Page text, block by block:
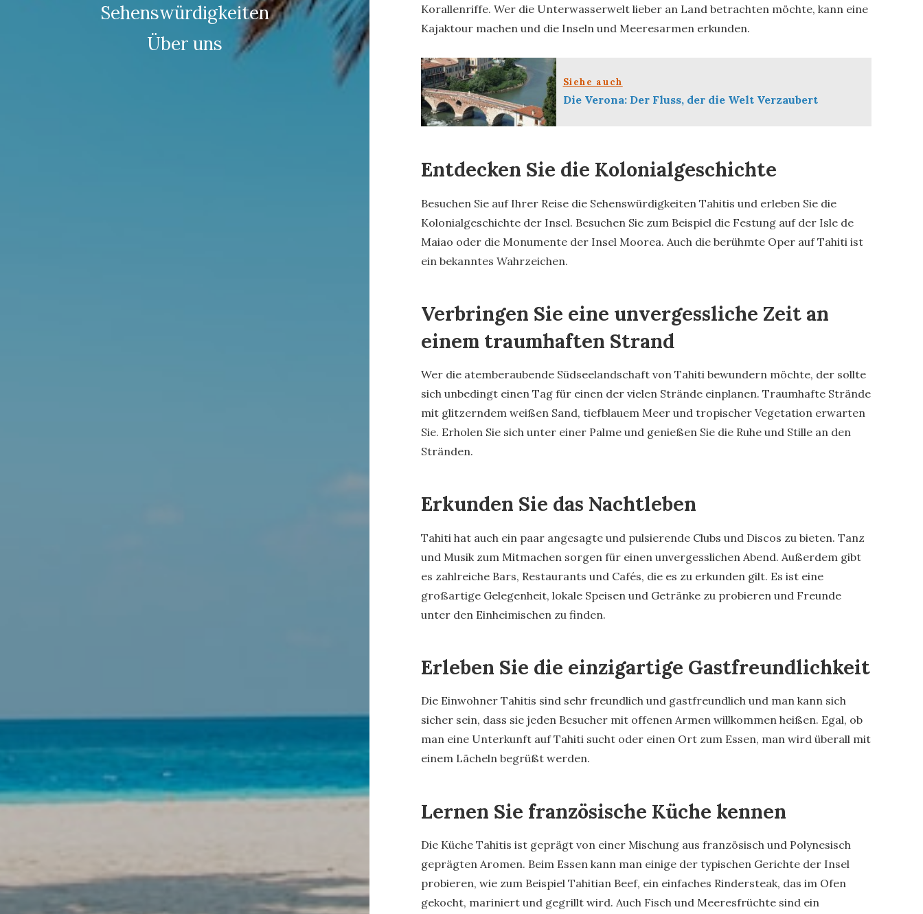
Sehenswürdigkeiten
Über uns
Korallenriffe. Wer die Unterwasserwelt lieber an Land betrachten möchte, kann eine
Kajaktour machen und die Inseln und Meeresarmen erkunden.
Siehe auch
Die Verona: Der Fluss, der die Welt Verzaubert
Entdecken Sie die Kolonialgeschichte
Besuchen Sie auf Ihrer Reise die Sehenswürdigkeiten Tahitis und erleben Sie die
Kolonialgeschichte der Insel. Besuchen Sie zum Beispiel die Festung auf der Isle de
Maiao oder die Monumente der Insel Moorea. Auch die berühmte Oper auf Tahiti ist
ein bekanntes Wahrzeichen.
Verbringen Sie eine unvergessliche Zeit an
einem traumhaften Strand
Wer die atemberaubende Südseelandschaft von Tahiti bewundern möchte, der sollte
sich unbedingt einen Tag für einen der vielen Strände einplanen. Traumhafte Strände
mit glitzerndem weißen Sand, tiefblauem Meer und tropischer Vegetation erwarten
Sie. Erholen Sie sich unter einer Palme und genießen Sie die Ruhe und Stille an den
Stränden.
Erkunden Sie das Nachtleben
Tahiti hat auch ein paar angesagte und pulsierende Clubs und Discos zu bieten. Tanz
und Musik zum Mitmachen sorgen für einen unvergesslichen Abend. Außerdem gibt
es zahlreiche Bars, Restaurants und Cafés, die es zu erkunden gilt. Es ist eine
großartige Gelegenheit, lokale Speisen und Getränke zu probieren und Freunde
unter den Einheimischen zu finden.
Erleben Sie die einzigartige Gastfreundlichkeit
Die Einwohner Tahitis sind sehr freundlich und gastfreundlich und man kann sich
sicher sein, dass sie jeden Besucher mit offenen Armen willkommen heißen. Egal, ob
man eine Unterkunft auf Tahiti sucht oder einen Ort zum Essen, man wird überall mit
einem Lächeln begrüßt werden.
Lernen Sie französische Küche kennen
Die Küche Tahitis ist geprägt von einer Mischung aus französisch und Polynesisch
geprägten Aromen. Beim Essen kann man einige der typischen Gerichte der Insel
probieren, wie zum Beispiel Tahitian Beef, ein einfaches Rindersteak, das im Ofen
gekocht, mariniert und gegrillt wird. Auch Fisch und Meeresfrüchte sind ein